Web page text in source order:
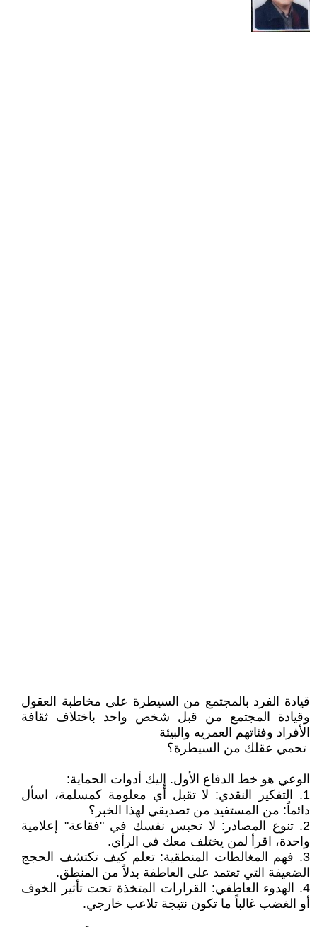
قيادة الفرد بالمجتمع من السيطرة على مخاطبة العقول
وقيادة المجتمع من قبل شخص واحد باختلاف ثقافة
الأفراد وفئاتهم العمريه والبيئة
1. التفكير النقدي: لا تقبل أي معلومة كمسلمة، اسأل
دائماً: من المستفيد من تصديقي لهذا الخبر؟
2. تنوع المصادر: لا تحبس نفسك في "فقاعة" إعلامية
واحدة، اقرأ لمن يختلف معك في الرأي.
3. فهم المغالطات المنطقية: تعلم كيف تكتشف الحجج
الضعيفة التي تعتمد على العاطفة بدلاً من المنطق.
4. الهدوء العاطفي: القرارات المتخذة تحت تأثير الخوف
أو الغضب غالباً ما تكون نتيجة تلاعب خارجي.